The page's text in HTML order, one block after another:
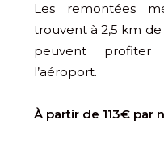
Les remontées
trouvent à 2,5 km
peuvent profiter
l’aéroport.
À partir de 113€ par